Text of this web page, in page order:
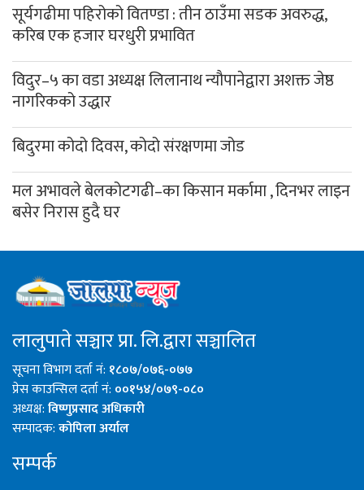
सूर्यगढीमा पहिरोको वितण्डा : तीन ठाउँमा सडक अवरुद्ध,
करिब एक हजार घरधुरी प्रभावित
विदुर–५ का वडा अध्यक्ष लिलानाथ न्यौपानेद्वारा अशक्त जेष्ठ
नागरिकको उद्धार
बिदुरमा कोदो दिवस, कोदो संरक्षणमा जोड
मल अभावले बेलकोटगढी–का किसान मर्कामा , दिनभर लाइन
बसेर निरास हुदै घर
लालुपाते सञ्चार प्रा. लि.द्वारा सञ्चालित
सूचना विभाग दर्ता नं: १८०७/०७६-०७७
प्रेस काउन्सिल दर्ता नं: ००१५४/०७९-०८०
अध्यक्ष:विष्णुप्रसाद अधिकारी
सम्पादक:कोपिला अर्याल
सम्पर्क